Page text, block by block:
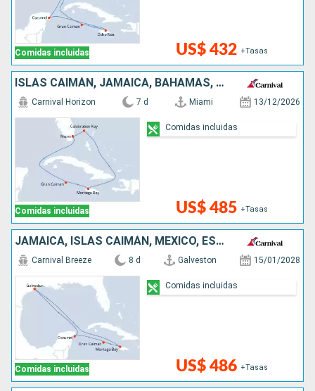
Comidas incluidas US$ 432 +Tasas
ISLAS CAIMÁN, JAMAICA, BAHAMAS, ESTADOS UNIDOS
Comidas incluidas
Carnival Horizon 7 d Miami 13/12/2026
US$ 485 +Tasas
Comidas incluidas
JAMAICA, ISLAS CAIMÁN, MÉXICO, ESTADOS UNIDOS
Comidas incluidas
Carnival Breeze 8 d Galveston 15/01/2028
US$ 486 +Tasas
Comidas incluidas